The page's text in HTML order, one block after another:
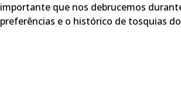
importante que nos debrucemos
preferências e o histórico de tosquias